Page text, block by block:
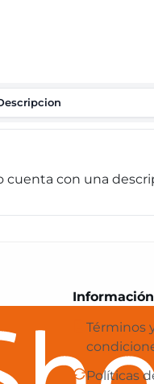
cuenta con una
es tu e-commerce
Información
Términos
Políticas